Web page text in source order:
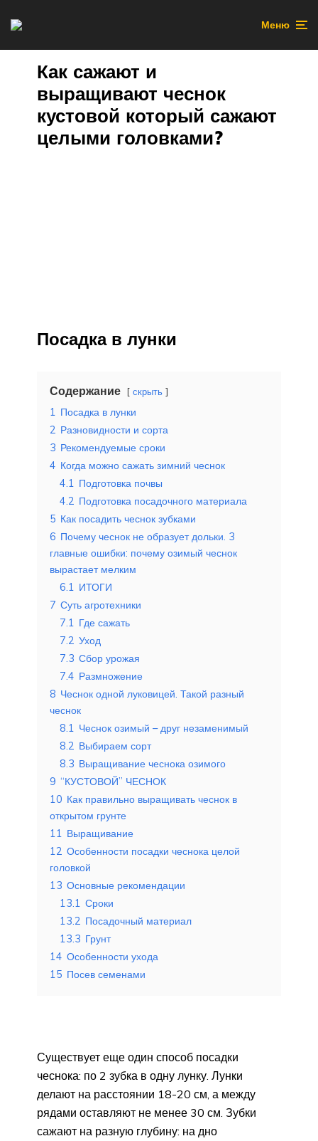
Меню
Как сажают и
выращивают чеснок
кустовой который сажают
целыми головками?
Посадка в лунки
Содержание скрыть
1 Посадка в лунки
2 Разновидности и сорта
3 Рекомендуемые сроки
4 Когда можно сажать зимний чеснок
4.1 Подготовка почвы
4.2 Подготовка посадочного материала
5 Как посадить чеснок зубками
6 Почему чеснок не образует дольки. 3
главные ошибки: почему озимый чеснок
вырастает мелким
6.1 ИТОГИ
7 Суть агротехники
7.1 Где сажать
7.2 Уход
7.3 Сбор урожая
7.4 Размножение
8 Чеснок одной луковицей. Такой разный
чеснок
8.1 Чеснок озимый – друг незаменимый
8.2 Выбираем сорт
8.3 Выращивание чеснока озимого
9 “КУСТОВОЙ” ЧЕСНОК
10 Как правильно выращивать чеснок в
открытом грунте
11 Выращивание
12 Особенности посадки чеснока целой
головкой
13 Основные рекомендации
13.1 Сроки
13.2 Посадочный материал
13.3 Грунт
14 Особенности ухода
15 Посев семенами
Существует еще один способ посадки
чеснока: по 2 зубка в одну лунку. Лунки
делают на расстоянии 18-20 см, а между
рядами оставляют не менее 30 см. Зубки
сажают на разную глубину: на дно